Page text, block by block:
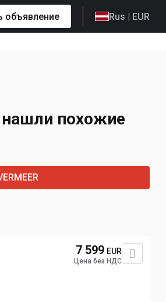
объявление Rus | EUR
похожие
7 599 EUR
Цена без НДС